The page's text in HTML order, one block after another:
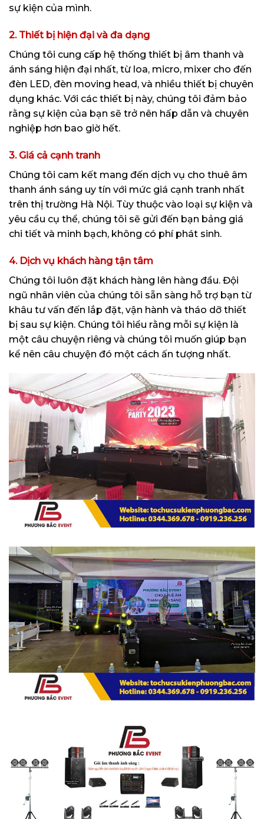
sự kiện của mình.
2. Thiết bị hiện đại và đa dạng
Chúng tôi cung cấp hệ thống thiết bị âm thanh và
ánh sáng hiện đại nhất, từ loa, micro, mixer cho đến
đèn LED, đèn moving head, và nhiều thiết bị chuyên
dụng khác. Với các thiết bị này, chúng tôi đảm bảo
rằng sự kiện của bạn sẽ trở nên hấp dẫn và chuyên
nghiệp hơn bao giờ hết.
3. Giá cả cạnh tranh
Chúng tôi cam kết mang đến dịch vụ cho thuê âm
thanh ánh sáng uy tín với mức giá cạnh tranh nhất
trên thị trường Hà Nội. Tùy thuộc vào loại sự kiện và
yêu cầu cụ thể, chúng tôi sẽ gửi đến bạn bảng giá
chi tiết và minh bạch, không có phí phát sinh.
4. Dịch vụ khách hàng tận tâm
Chúng tôi luôn đặt khách hàng lên hàng đầu. Đội
ngũ nhân viên của chúng tôi sẵn sàng hỗ trợ bạn từ
khâu tư vấn đến lắp đặt, vận hành và tháo dỡ thiết
bị sau sự kiện. Chúng tôi hiểu rằng mỗi sự kiện là
một câu chuyện riêng và chúng tôi muốn giúp bạn
kể nên câu chuyện đó một cách ấn tượng nhất.